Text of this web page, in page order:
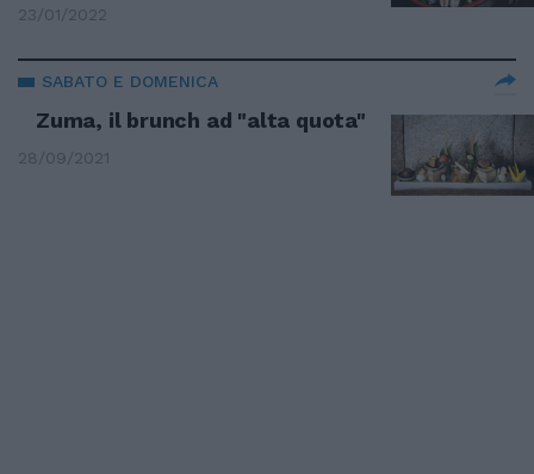
23/01/2022
SABATO E DOMENICA
Zuma, il brunch ad "alta quota"
28/09/2021